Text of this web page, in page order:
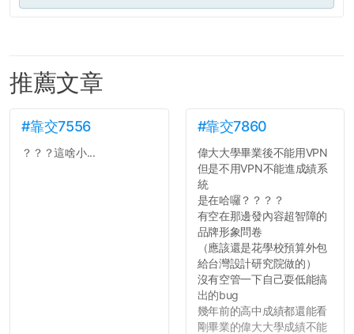
推薦文章
#靠交7556
？？？這啥小...
#靠交7860
偉大大學畢業後不能用VPN
但是不用VPN不能進成績系
統
是在哈囉？？？？
有空在那邊發內容超智障的
品牌形象問卷
（應該還是花學校預算外包
給台灣設計研究院做的）
沒有空管一下自己耍低能搞
出的bug
幾年前的高中成績都還能看
剛畢業的偉大大學成績不能